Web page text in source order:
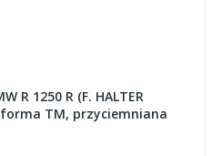
R 1250 R (F. HALTER
forma TM, przyciemniana